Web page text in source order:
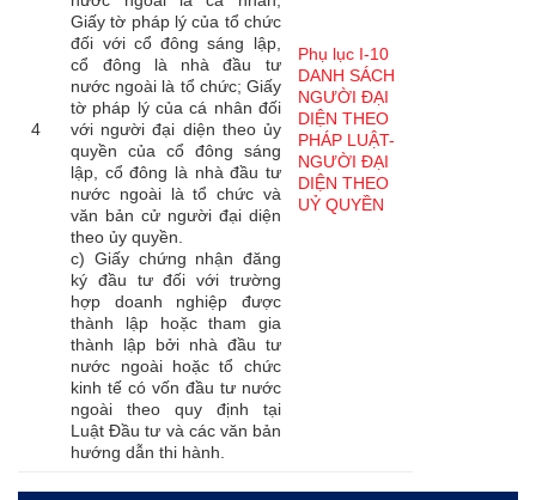
4
Giấy tờ pháp lý của tổ chức
đối với cổ đông sáng lập,
cổ đông là nhà đầu tư
nước ngoài là tổ chức; Giấy
tờ pháp lý của cá nhân đối
với người đại diện theo ủy
quyền của cổ đông sáng
lập, cổ đông là nhà đầu tư
nước ngoài là tổ chức và
văn bản cử người đại diện
theo ủy quyền.
c) Giấy chứng nhận đăng
ký đầu tư đối với trường
hợp doanh nghiệp được
thành lập hoặc tham gia
thành lập bởi nhà đầu tư
nước ngoài hoặc tổ chức
kinh tế có vốn đầu tư nước
ngoài theo quy định tại
Luật Đầu tư và các văn bản
hướng dẫn thi hành.
Phụ lục I-10
DANH SÁCH
NGƯỜI ĐẠI
DIỆN THEO
PHÁP LUẬT-
NGƯỜI ĐẠI
DIỆN THEO
UỶ QUYỀN